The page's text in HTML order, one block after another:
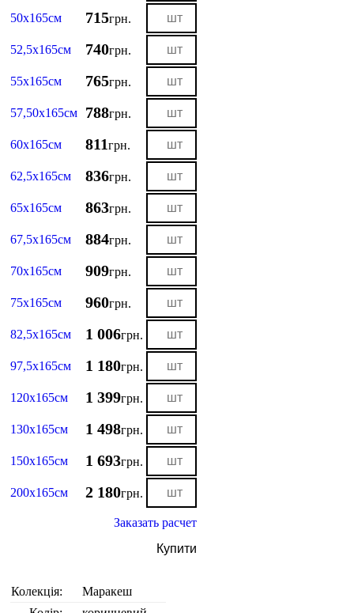
50х165см 715грн.
52,5х165см 740грн.
55х165см 765грн.
57,50х165см 788грн.
60х165см 811грн.
62,5х165см 836грн.
65х165см 863грн.
67,5х165см 884грн.
70х165см 909грн.
75х165см 960грн.
82,5х165см 1 006грн.
97,5х165см 1 180грн.
120х165см 1 399грн.
130х165см 1 498грн.
150х165см 1 693грн.
200х165см 2 180грн.
Заказать расчет
Купити
Колекція:
Маракеш